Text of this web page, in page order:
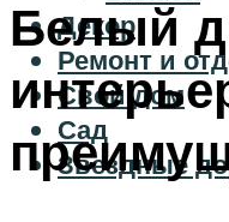
Декор
Ремонт и
Свой дом
Сад
Звездные
Белый